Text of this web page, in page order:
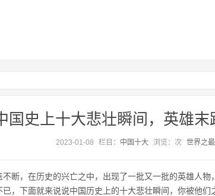
国史上十大悲壮瞬间，英雄末
2023-01-08 栏目： 中国十大 浏览： 次 世界之
断，在历史的兴亡之中，出现了一批又一批的英雄人
，下面就来说说中国历史上的十大悲壮瞬间，你被他们